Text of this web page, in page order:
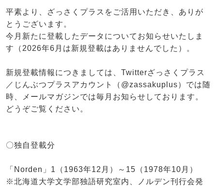
平素より、ざっさくプラスをご活用いただき、ありが
とうございます。
今月新たに登載したデータについてお知らせいたしま
す（2026年6月は新規登載はありませんでした）。
新規登載情報につきましては、Twitterざっさくプラス
／じんぶつプラスアカウント（@zassakuplus）では随
時、メールマガジンでは毎月お知らせしております。
どうぞご覧ください。
〇独自登載分
「Norden」1（1963年12月）～15（1978年10月）
※北海道大学文学部独語研究室内、ノルデン刊行会発